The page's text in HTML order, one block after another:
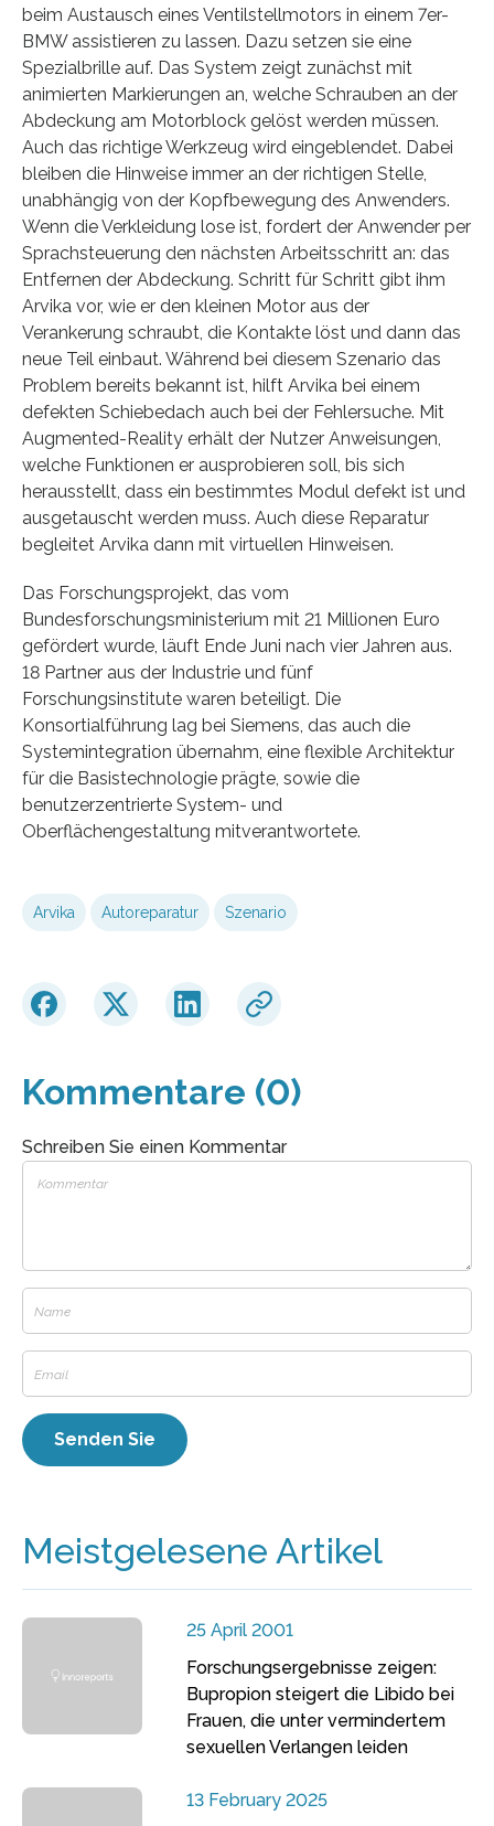
beim Austausch eines Ventilstellmotors in einem 7er-
BMW assistieren zu lassen. Dazu setzen sie eine
Spezialbrille auf. Das System zeigt zunächst mit
animierten Markierungen an, welche Schrauben an der
Abdeckung am Motorblock gelöst werden müssen.
Auch das richtige Werkzeug wird eingeblendet. Dabei
bleiben die Hinweise immer an der richtigen Stelle,
unabhängig von der Kopfbewegung des Anwenders.
Wenn die Verkleidung lose ist, fordert der Anwender per
Sprachsteuerung den nächsten Arbeitsschritt an: das
Entfernen der Abdeckung. Schritt für Schritt gibt ihm
Arvika vor, wie er den kleinen Motor aus der
Verankerung schraubt, die Kontakte löst und dann das
neue Teil einbaut. Während bei diesem Szenario das
Problem bereits bekannt ist, hilft Arvika bei einem
defekten Schiebedach auch bei der Fehlersuche. Mit
Augmented-Reality erhält der Nutzer Anweisungen,
welche Funktionen er ausprobieren soll, bis sich
herausstellt, dass ein bestimmtes Modul defekt ist und
ausgetauscht werden muss. Auch diese Reparatur
begleitet Arvika dann mit virtuellen Hinweisen.
Das Forschungsprojekt, das vom
Bundesforschungsministerium mit 21 Millionen Euro
gefördert wurde, läuft Ende Juni nach vier Jahren aus.
18 Partner aus der Industrie und fünf
Forschungsinstitute waren beteiligt. Die
Konsortialführung lag bei Siemens, das auch die
Systemintegration übernahm, eine flexible Architektur
für die Basistechnologie prägte, sowie die
benutzerzentrierte System- und
Oberflächengestaltung mitverantwortete.
Arvika Autoreparatur Szenario
Kommentare (0)
Schreiben Sie einen Kommentar
Meistgelesene Artikel
25 April 2001
Forschungsergebnisse zeigen:
Bupropion steigert die Libido bei
Frauen, die unter vermindertem
sexuellen Verlangen leiden
13 February 2025